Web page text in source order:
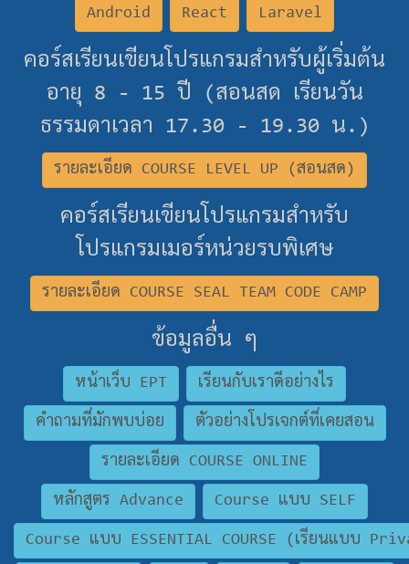
Android React Laravel
คอร์สเรียนเขียนโปรแกรมสำหรับผู้เริ่มต้น
อายุ 8 - 15 ปี (สอนสด เรียนวัน
ธรรมดาเวลา 17.30 - 19.30 น.)
รายละเอียด COURSE LEVEL UP (สอนสด)
คอร์สเรียนเขียนโปรแกรมสำหรับ
โปรแกรมเมอร์หน่วยรบพิเศษ
รายละเอียด COURSE SEAL TEAM CODE CAMP
ข้อมูลอื่น ๆ
หน้าเว็บ EPT เรียนกับเราดีอย่างไร
คำถามที่มักพบบ่อย ตัวอย่างโปรเจกต์ที่เคยสอน
รายละเอียด COURSE ONLINE
หลักสูตร Advance Course แบบ SELF
Course แบบ ESSENTIAL COURSE (เรียนแบบ